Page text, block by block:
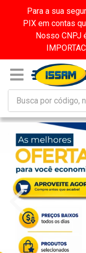
Para a sua
PIX em contas
Nosso CNPJ